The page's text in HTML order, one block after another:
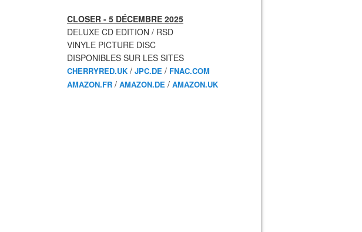
CLOSER - 5 DÉCEMBRE 2025
DELUXE CD EDITION / RSD
VINYLE PICTURE DISC
DISPONIBLES SUR LES SITES
CHERRYRED.UK / JPC.DE / FNAC.COM
AMAZON.FR / AMAZON.DE / AMAZON.UK